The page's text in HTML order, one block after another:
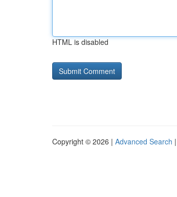
HTML is disabled
Copyright © 2026 | Advanced Search |